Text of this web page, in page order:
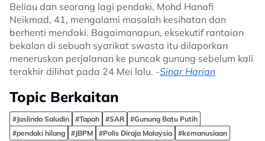
Beliau dan seorang lagi pendaki, Mohd Hanafi
Neikmad, 41, mengalami masalah kesihatan dan
berhenti mendaki. Bagaimanapun, eksekutif rantaian
bekalan di sebuah syarikat swasta itu dilaporkan
meneruskan perjalanan ke puncak gunung sebelum kali
terakhir dilihat pada 24 Mei lalu. -Sinar Harian
Topic Berkaitan
#Jaslinda Saludin #Tapah #SAR
#Gunung Batu Putih
#pendaki hilang
#JBPM #Polis Diraja Malaysia #kemanusiaan